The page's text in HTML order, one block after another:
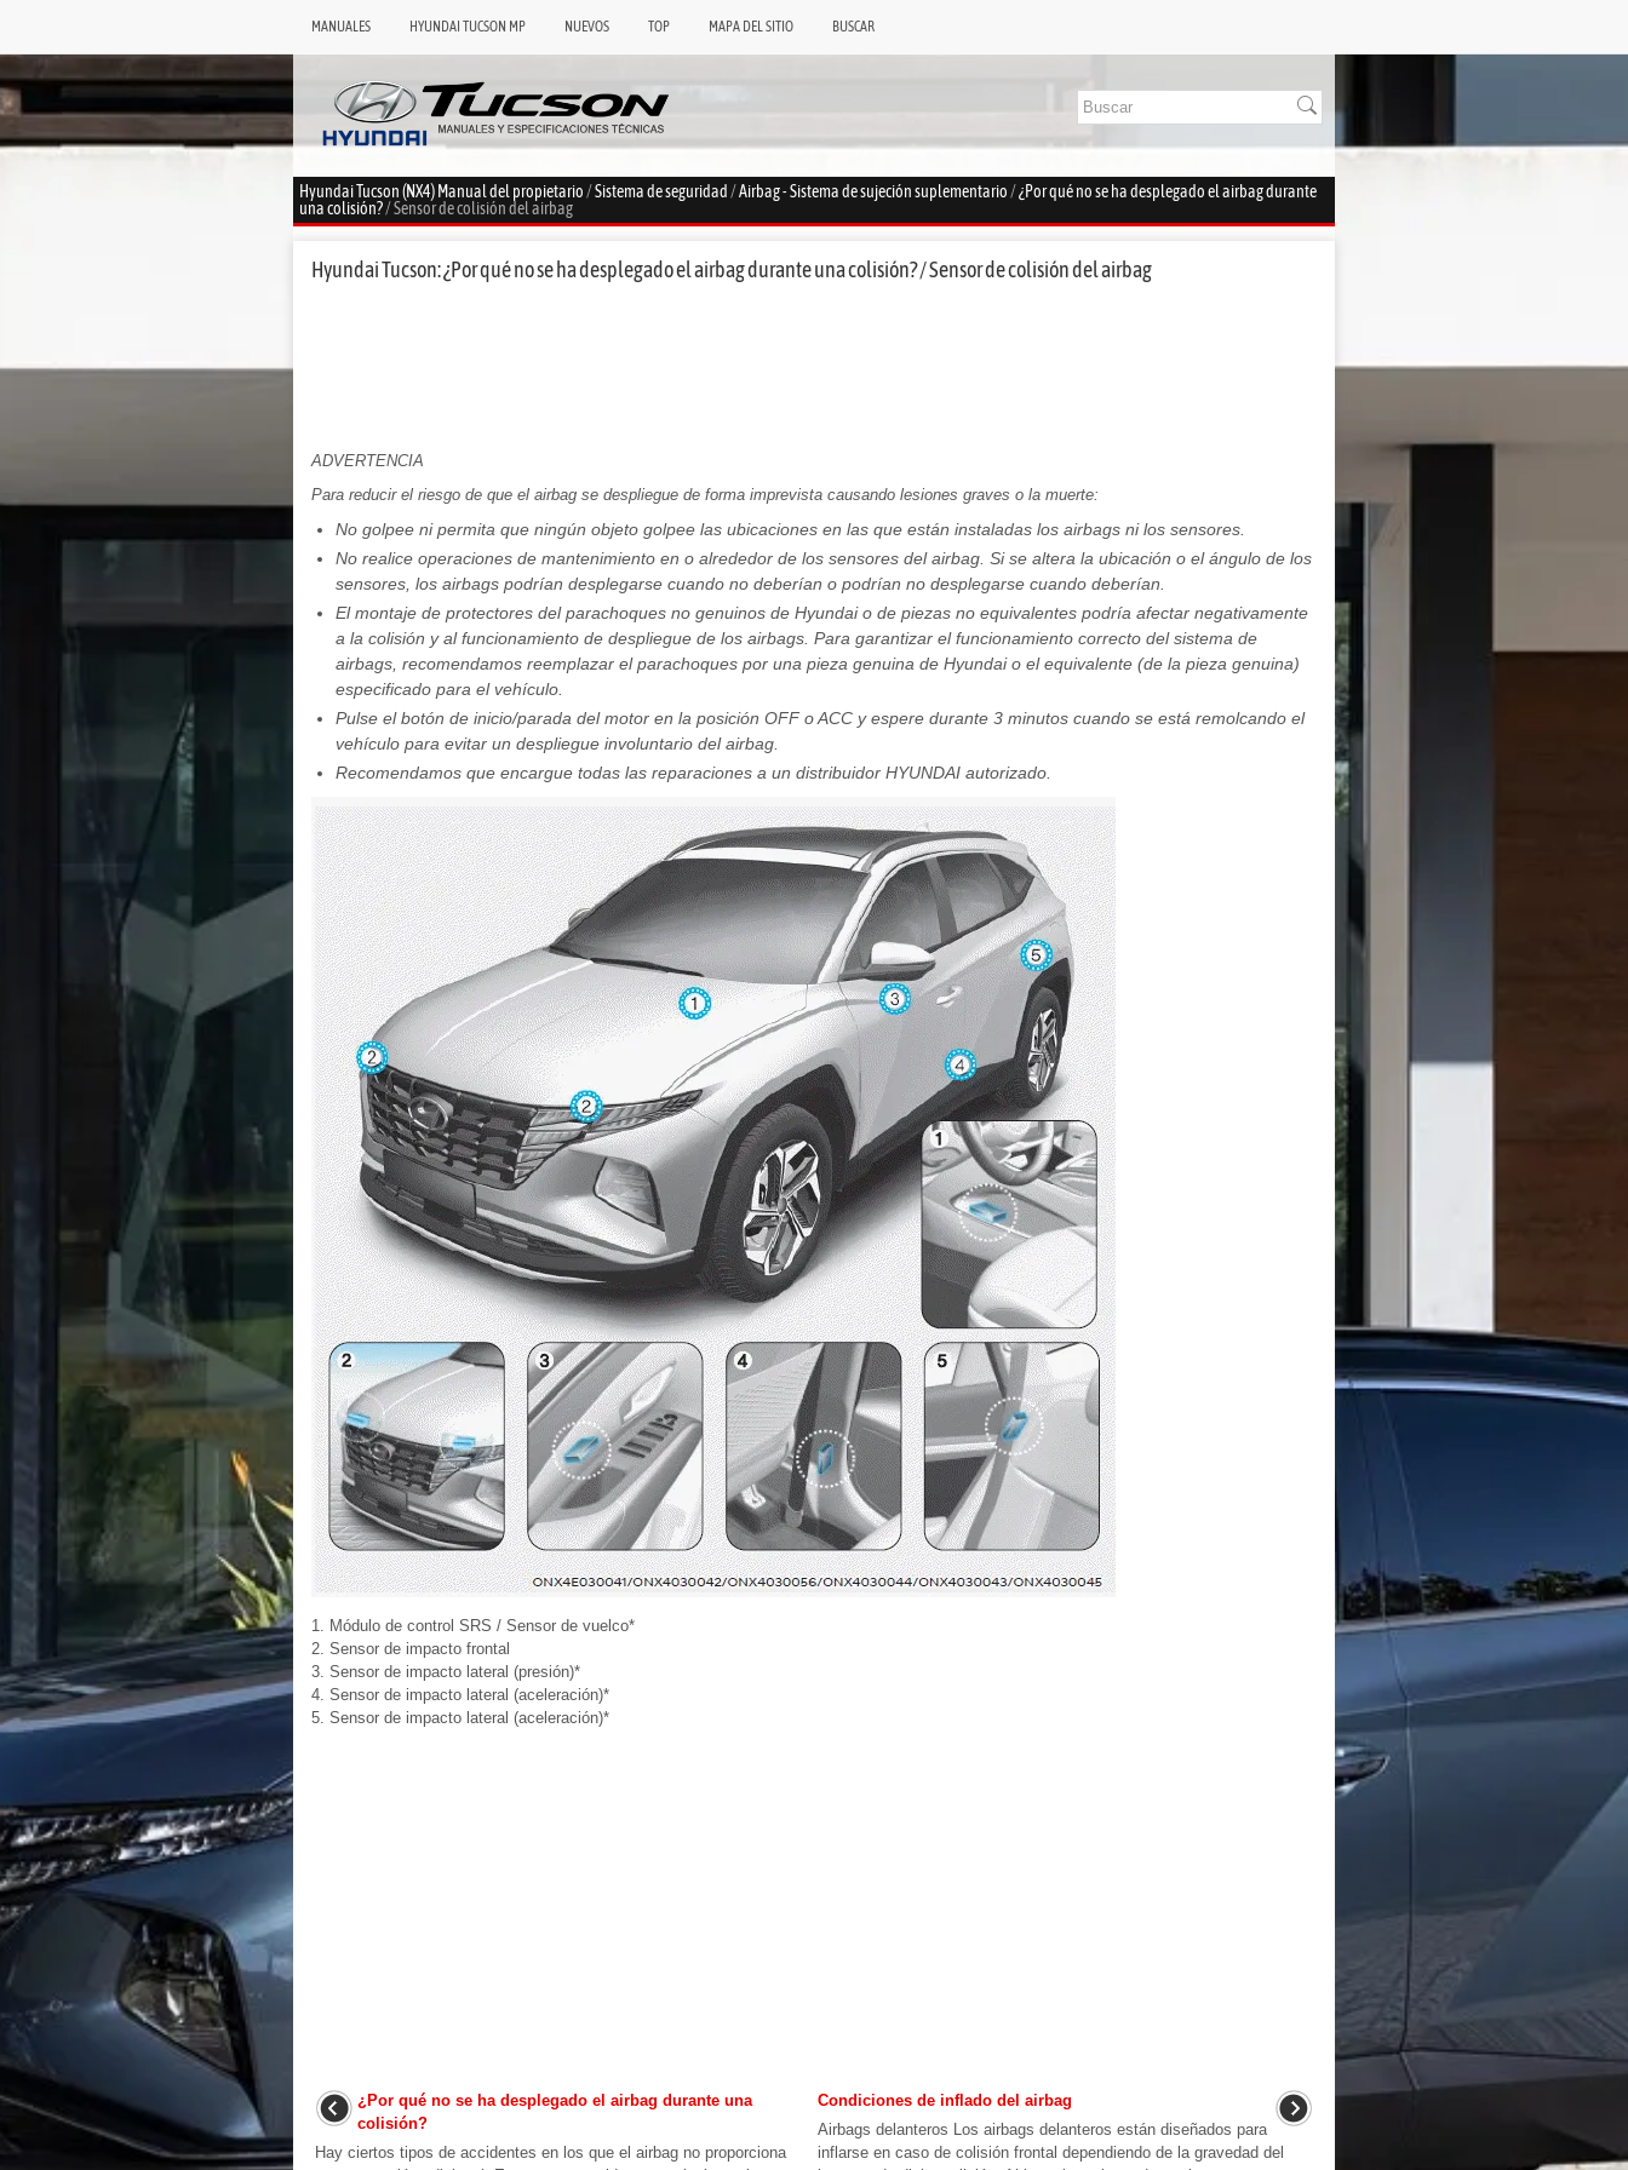
MANUALES HYUNDAI TUCSON MP NUEVOS TOP MAPA DEL SITIO BUSCAR
Hyundai Tucson (NX4) Manual del propietario/Sistema de seguridad/Airbag - Sistema de sujeción suplementario/¿Por qué no se ha desplegado el airbag durante
una colisión?/ Sensor de colisión del airbag
Hyundai Tucson: ¿Por qué no se ha desplegado el airbag durante una colisión? / Sensor de colisión del airbag
ADVERTENCIA
Para reducir el riesgo de que el airbag se despliegue de forma imprevista causando lesiones graves o la muerte:
No golpee ni permita que ningún objeto golpee las ubicaciones en las que están instaladas los airbags ni los sensores.
No realice operaciones de mantenimiento en o alrededor de los sensores del airbag. Si se altera la ubicación o el ángulo de los
sensores, los airbags podrían desplegarse cuando no deberían o podrían no desplegarse cuando deberían.
El montaje de protectores del parachoques no genuinos de Hyundai o de piezas no equivalentes podría afectar negativamente
a la colisión y al funcionamiento de despliegue de los airbags. Para garantizar el funcionamiento correcto del sistema de
airbags, recomendamos reemplazar el parachoques por una pieza genuina de Hyundai o el equivalente (de la pieza genuina)
especificado para el vehículo.
Pulse el botón de inicio/parada del motor en la posición OFF o ACC y espere durante 3 minutos cuando se está remolcando el
vehículo para evitar un despliegue involuntario del airbag.
Recomendamos que encargue todas las reparaciones a un distribuidor HYUNDAI autorizado.
1. Módulo de control SRS / Sensor de vuelco*
2. Sensor de impacto frontal
3. Sensor de impacto lateral (presión)*
4. Sensor de impacto lateral (aceleración)*
5. Sensor de impacto lateral (aceleración)*
¿Por qué no se ha desplegado el airbag durante una
colisión?
Hay ciertos tipos de accidentes en los que el airbag no proporciona
Condiciones de inflado del airbag
Airbags delanteros Los airbags delanteros están diseñados para
inflarse en caso de colisión frontal dependiendo de la gravedad del